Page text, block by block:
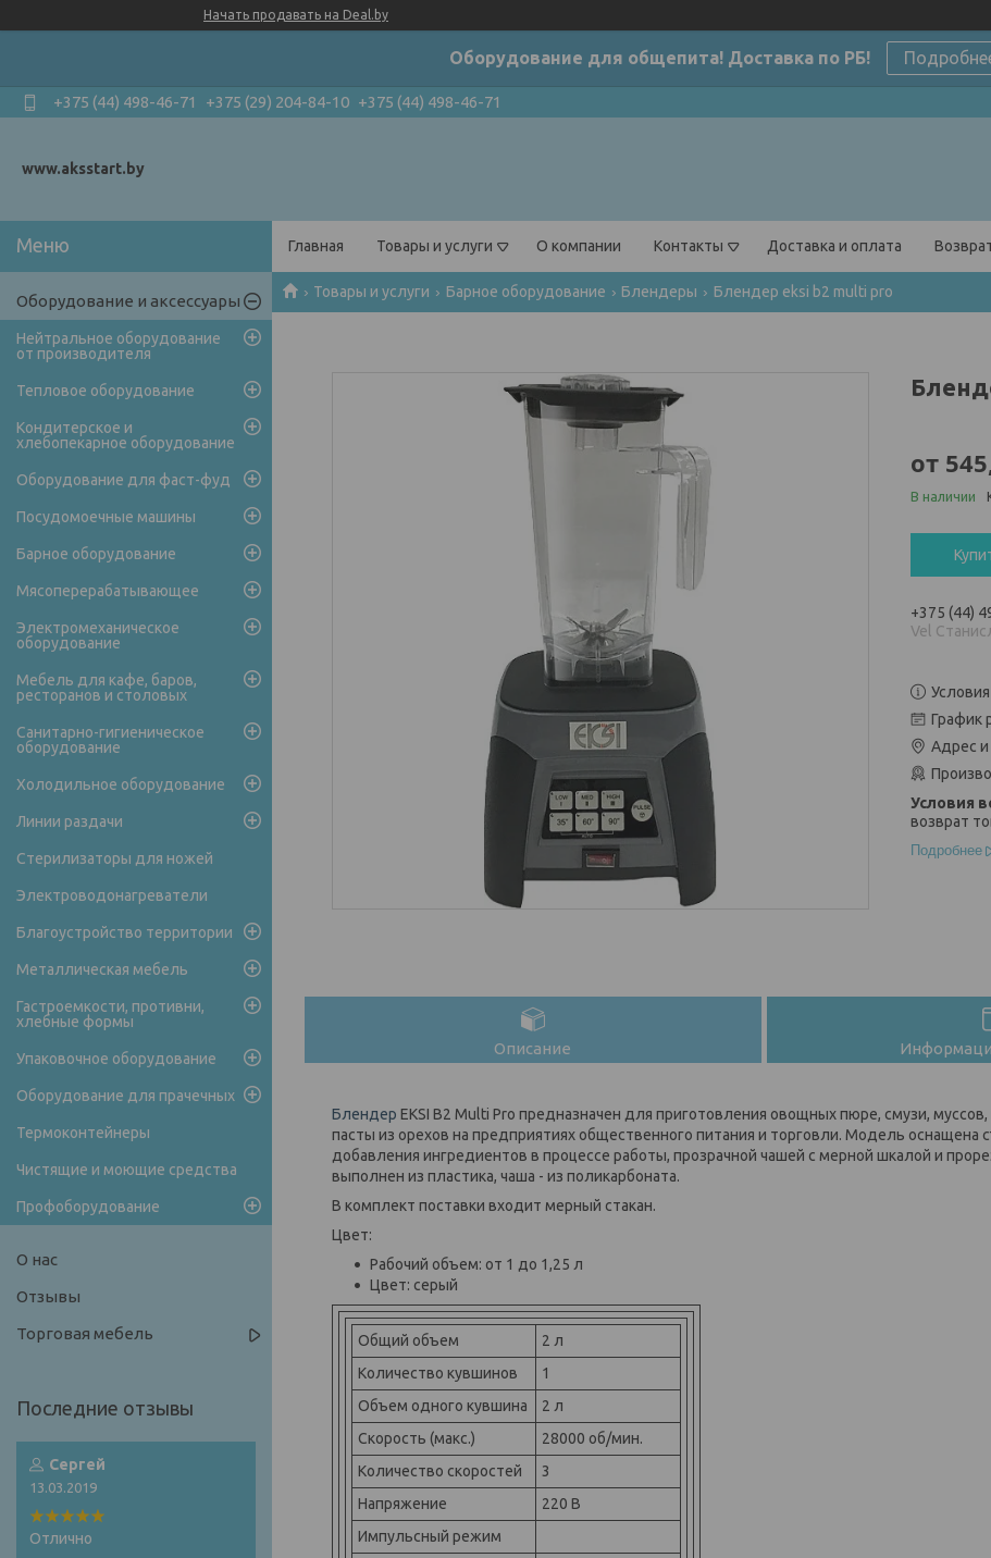
Начать продавать на Deal.by
Оборудование для общепита! Доставка по РБ!
+375 (44) 498-46-71 +375 (29) 204-84-10 +375 (44) 498-46-71
www.aksstart.by
Главная Товары и услуги О компании Контакты Доставка и оплата
Товары и услуги Барное оборудование Блендеры Блендер eksi b2 multi pro
от
В наличии
+375 (44)
Vel
График
Адрес и
возврат
Подробнее
Описание
Блендер EKSI B2 Multi Pro предназначен для приготовления овощных пюре, смузи,
пасты из орехов на предприятиях общественного питания и торговли. Модель оснащена
добавления ингредиентов в процессе работы, прозрачной чашей с мерной шкалой и
выполнен из пластика, чаша - из поликарбоната.
В комплект поставки входит мерный стакан.
Цвет:
Рабочий объем: от 1 до 1,25 л
Цвет: серый
Общий объем
2 л
Количество кувшинов
1
Объем одного кувшина
2 л
Скорость (макс.)
28000 об/мин.
Количество скоростей
3
Напряжение
220 В
Импульсный режим
Оборудование и аксессуары
Нейтральное оборудование
от производителя
Тепловое оборудование
Кондитерское и
хлебопекарное оборудование
Оборудование для фаст-фуд
Посудомоечные машины
Барное оборудование
Мясоперерабатывающее
Электромеханическое
оборудование
Мебель для кафе, баров,
ресторанов и столовых
Санитарно-гигиеническое
оборудование
Холодильное оборудование
Линии раздачи
Стерилизаторы для ножей
Электроводонагреватели
Благоустройство территории
Металлическая мебель
Гастроемкости, противни,
хлебные формы
Упаковочное оборудование
Оборудование для прачечных
Термоконтейнеры
Чистящие и моющие средства
Профоборудование
О нас
Отзывы
Торговая мебель
Сергей
13.03.2019
Отлично